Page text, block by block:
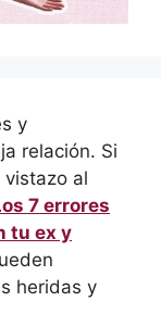
y
relación. Si
vistazo al
7 errores
tu ex y
heridas y